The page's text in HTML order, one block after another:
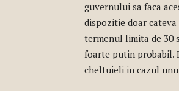
guvernului sa faca
dispozitie doar
termenul limita de 30
foarte putin probabil.
cheltuieli in cazul